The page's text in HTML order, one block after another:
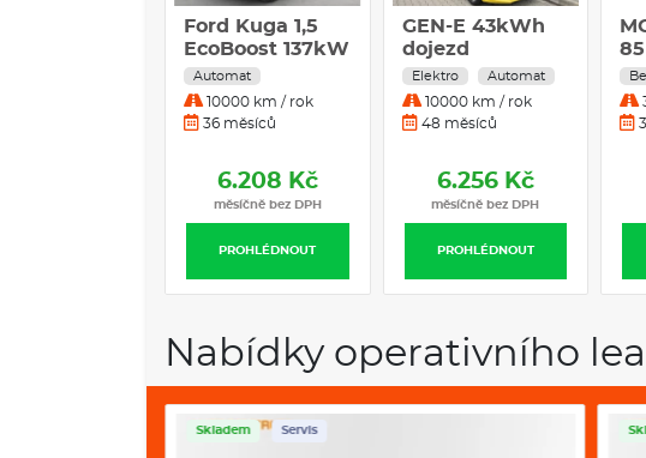
Ford Kuga 1,5
EcoBoost 137kW
Titanium auto
Automat
10000 km / rok
36 měsíců
PROHLÉDNOUT
6.208 Kč
měsíčně bez DPH
GEN-E 43kWh
dojezd
123kW/168 k
Elektro Automat
10000 km / rok
48 měsíců
PROHLÉDNOUT
6.256 Kč
měsíčně bez DPH
Nabídky operativního
Skladem Servis